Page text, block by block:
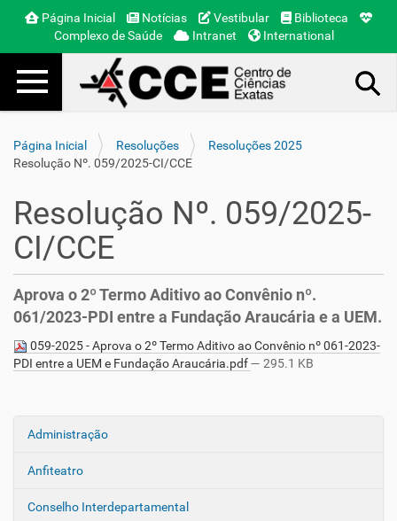
Página Inicial Notícias Vestibular
Biblioteca
Complexo de Saúde
Intranet International
Toggle navigation
Página Inicial
Resoluções
Resoluções 2025
Resolução Nº. 059/2025-CI/CCE
N
e
Administração
Anfiteatro
Conselho Interdepartamental
Resolução Nº. 059/2025-
CI/CCE
Aprova o 2º Termo Aditivo ao Convênio nº.
061/2023-PDI entre a Fundação Araucária e a UEM.
059-2025 - Aprova o 2º Termo Aditivo ao Convênio nº 061-2023-
PDI entre a UEM e Fundação Araucária.pdf— 295.1 KB